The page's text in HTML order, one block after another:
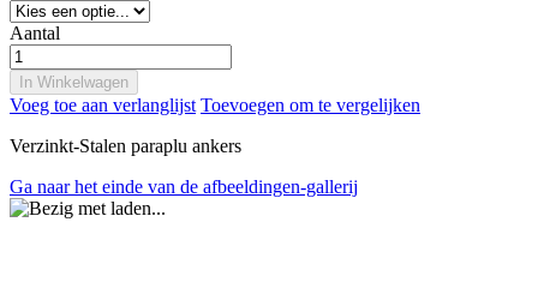
Aantal
In Winkelwagen
Voeg toe aan verlanglijst Toevoegen om te vergelijken
Verzinkt-Stalen paraplu ankers
Ga naar het einde van de afbeeldingen-gallerij